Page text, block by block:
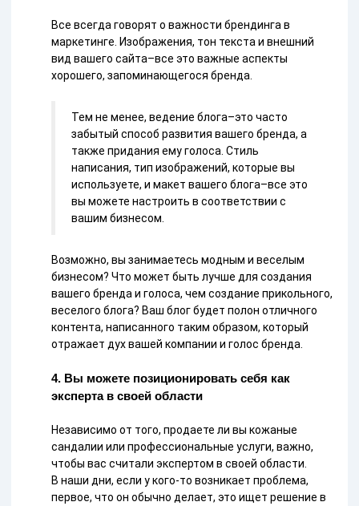
Все всегда говорят о важности брендинга в
маркетинге. Изображения, тон текста и внешний
вид вашего сайта–все это важные аспекты
хорошего, запоминающегося бренда.
Тем не менее, ведение блога–это часто
забытый способ развития вашего бренда, а
также придания ему голоса. Стиль
написания, тип изображений, которые вы
используете, и макет вашего блога–все это
вы можете настроить в соответствии с
вашим бизнесом.
Возможно, вы занимаетесь модным и веселым
бизнесом? Что может быть лучше для создания
вашего бренда и голоса, чем создание прикольного,
веселого блога? Ваш блог будет полон отличного
контента, написанного таким образом, который
отражает дух вашей компании и голос бренда.
4. Вы можете позиционировать себя как
эксперта в своей области
Независимо от того, продаете ли вы кожаные
сандалии или профессиональные услуги, важно,
чтобы вас считали экспертом в своей области.
В наши дни, если у кого-то возникает проблема,
первое, что он обычно делает, это ищет решение в